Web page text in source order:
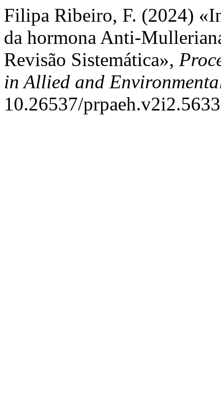
Filipa Ribeiro, F. (2024)
da hormona Anti-
Revisão Sistemática»,
in Allied and
10.26537/